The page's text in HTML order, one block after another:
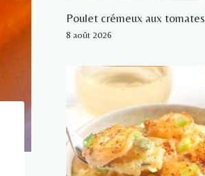
Poulet crémeux aux tomates
8 août 2026